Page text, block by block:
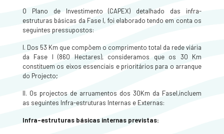
O Plano de Investimento (CAPEX) detalhado das infra-
estruturas básicas da Fase I, foi elaborado tendo em conta os
seguintes pressupostos:
I. Dos 53 Km que compõem o comprimento total da rede viária
da Fase I (860 Hectares), consideramos que os 30 Km
constituem os eixos essenciais e prioritários para o arranque
do Projecto;
II. Os projectos de arruamentos dos 30Km da FaseI,incluem
as seguintes Infra-estruturas Internas e Externas:
Infra-estruturas básicas internas previstas: